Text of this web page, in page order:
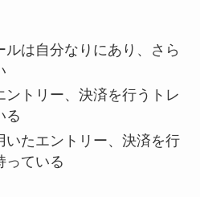
ルは自分なりにあり、さら
ントリー、決済を行うトレ
る
いたエントリー、決済を行
っている